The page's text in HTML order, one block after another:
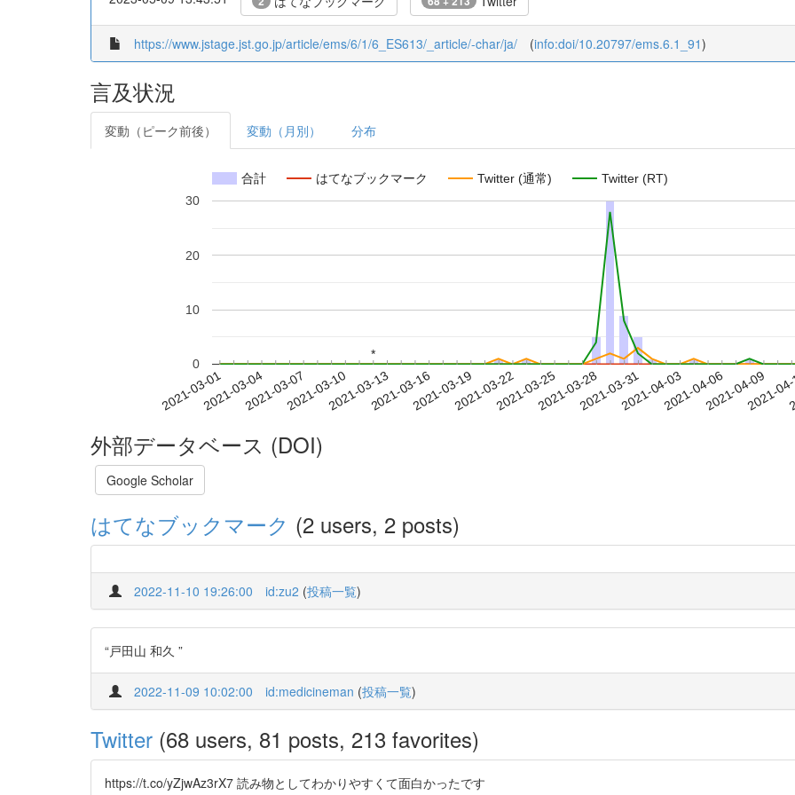
https://www.jstage.jst.go.jp/article/ems/6/1/6_ES613/_article/-char/ja/ (info:doi/10.20797/ems.6.1_91)
言及状況
変動（ピーク前後） 変動（月別） 分布
合計 はてなブックマーク Twitter (通常) Twitter (RT)
2021-03-012021-03-042021-03-072021-03-102021-03-132021-03-162021-03-192021-03-222021-03-252021-03-282021-03-312021-04-032021-04-062021-04-09
2021-
0
10
20
30
*
*
外部データベース (DOI)
Google Scholar
はてなブックマーク (2 users, 2 posts)
2022-11-10 19:26:00 id:zu2 (投稿一覧)
“戸田山 和久 ”
2022-11-09 10:02:00 id:medicineman (投稿一覧)
Twitter (68 users, 81 posts, 213 favorites)
https://t.co/yZjwAz3rX7 読み物としてわかりやすくて面白かったです